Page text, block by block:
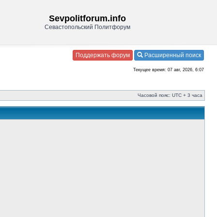
Sevpolitforum.info
Севастопольский Политфорум
Поддержать форум Расширенный поиск
Текущее время: 07 авг, 2026, 6:07
Часовой пояс: UTC + 3 часа